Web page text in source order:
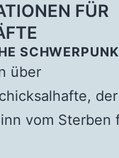
FÜR
über
vom Sterben